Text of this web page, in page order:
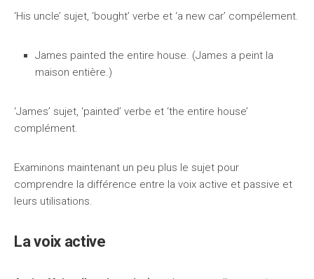
‘His uncle’ sujet, ‘bought’ verbe et ‘a new car’ compélement.
James painted the entire house. (James a peint la
maison entière.)
‘James’ sujet, ‘painted’ verbe et ‘the entire house’
complément.
Examinons maintenant un peu plus le sujet pour
comprendre la différence entre la voix active et passive et
leurs utilisations.
La voix active